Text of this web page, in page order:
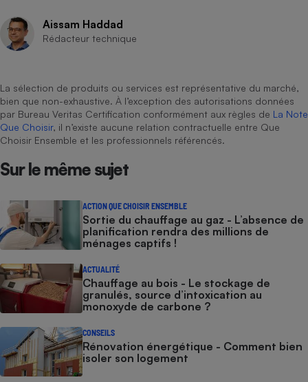
Aissam Haddad
Rédacteur technique
La sélection de produits ou services est représentative du marché,
bien que non-exhaustive. À l’exception des autorisations données
par Bureau Veritas Certification conformément aux règles de La Note
Que Choisir, il n’existe aucune relation contractuelle entre Que
Choisir Ensemble et les professionnels référencés.
Sur le même sujet
ACTION QUE CHOISIR ENSEMBLE
Sortie du chauffage au gaz - L’absence de
planification rendra des millions de
ménages captifs !
ACTUALITÉ
Chauffage au bois - Le stockage de
granulés, source d’intoxication au
monoxyde de carbone ?
CONSEILS
Rénovation énergétique - Comment bien
isoler son logement